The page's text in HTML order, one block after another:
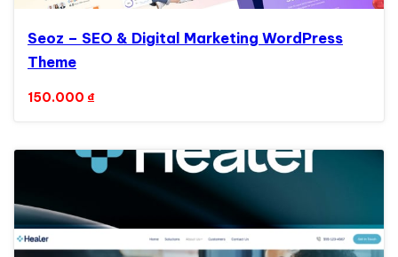
Seoz – SEO & Digital Marketing WordPress
Theme
150.000 ₫